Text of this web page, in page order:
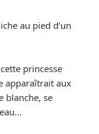
au pied d’un
princesse
apparaîtrait aux
blanche, se